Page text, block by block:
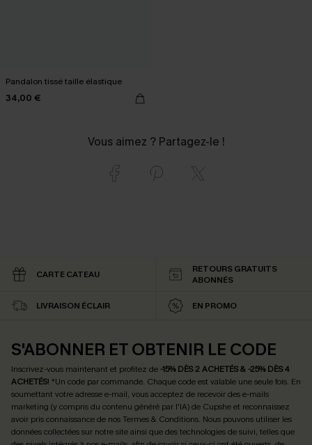
Pandalon tissé taille élastique
34,00 €
Vous aimez ? Partagez-le !
CARTE CATEAU
RETOURS GRATUITS
ABONNÉS
LIVRAISON ÉCLAIR EN PROMO
S'ABONNER ET OBTENIR LE CODE
Inscrivez-vous maintenant et profitez de -15% DÈS 2 ACHETÉS & -25% DÈS 4
ACHETÉS! *Un code par commande. Chaque code est valable une seule fois. En
soumettant votre adresse e-mail, vous acceptez de recevoir des e-mails
marketing (y compris du contenu généré par l'IA) de Cupshe et reconnaissez
avoir pris connaissance de nosTermes & Conditions. Nous pouvons utiliser les
données collectées sur notre site ainsi que des technologies de suivi, telles que